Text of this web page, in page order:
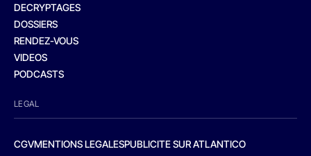
DECRYPTAGES
DOSSIERS
RENDEZ-VOUS
VIDEOS
PODCASTS
LEGAL
CGVMENTIONS LEGALESPUBLICITE SUR ATLANTICO